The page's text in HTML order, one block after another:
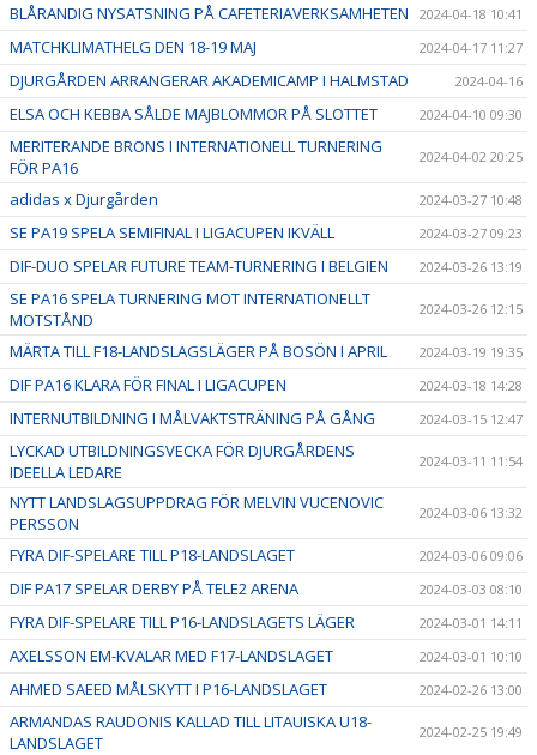
BLÅRANDIG NYSATSNING PÅ CAFETERIAVERKSAMHETEN 2024-04-18 10:41
MATCHKLIMATHELG DEN 18-19 MAJ 2024-04-17 11:27
DJURGÅRDEN ARRANGERAR AKADEMICAMP I HALMSTAD 2024-04-16
ELSA OCH KEBBA SÅLDE MAJBLOMMOR PÅ SLOTTET 2024-04-10 09:30
MERITERANDE BRONS I INTERNATIONELL TURNERING
FÖR PA16
2024-04-02 20:25
adidas x Djurgården 2024-03-27 10:48
SE PA19 SPELA SEMIFINAL I LIGACUPEN IKVÄLL 2024-03-27 09:23
DIF-DUO SPELAR FUTURE TEAM-TURNERING I BELGIEN 2024-03-26 13:19
SE PA16 SPELA TURNERING MOT INTERNATIONELLT
MOTSTÅND
2024-03-26 12:15
MÄRTA TILL F18-LANDSLAGSLÄGER PÅ BOSÖN I APRIL 2024-03-19 19:35
DIF PA16 KLARA FÖR FINAL I LIGACUPEN 2024-03-18 14:28
INTERNUTBILDNING I MÅLVAKTSTRÄNING PÅ GÅNG 2024-03-15 12:47
LYCKAD UTBILDNINGSVECKA FÖR DJURGÅRDENS
IDEELLA LEDARE
2024-03-11 11:54
NYTT LANDSLAGSUPPDRAG FÖR MELVIN VUCENOVIC
PERSSON
2024-03-06 13:32
FYRA DIF-SPELARE TILL P18-LANDSLAGET 2024-03-06 09:06
DIF PA17 SPELAR DERBY PÅ TELE2 ARENA 2024-03-03 08:10
FYRA DIF-SPELARE TILL P16-LANDSLAGETS LÄGER 2024-03-01 14:11
AXELSSON EM-KVALAR MED F17-LANDSLAGET 2024-03-01 10:10
AHMED SAEED MÅLSKYTT I P16-LANDSLAGET 2024-02-26 13:00
ARMANDAS RAUDONIS KALLAD TILL LITAUISKA U18-
LANDSLAGET
2024-02-25 19:49